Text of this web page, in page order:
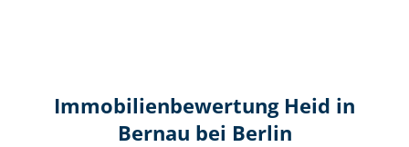
Immobilien­bewertung Heid in
Bernau bei Berlin